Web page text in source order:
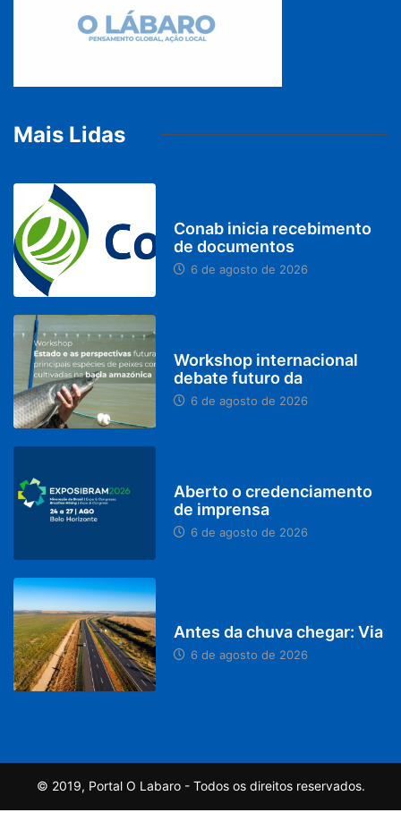
Mais Lidas
Conab inicia recebimento
de documentos
6 de agosto de 2026
Workshop internacional
debate futuro da
6 de agosto de 2026
Aberto o credenciamento
de imprensa
6 de agosto de 2026
Antes da chuva chegar: Via
6 de agosto de 2026
© 2019, Portal O Labaro - Todos os direitos reservados.